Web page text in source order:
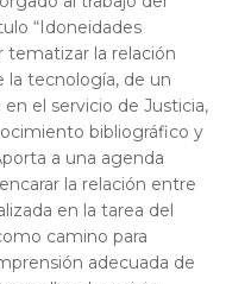
“Idoneidades
tematizar la relación
la tecnología, de un
el servicio de Justicia,
bibliográfico y
a una agenda
la relación entre
en la tarea del
camino para
adecuada de